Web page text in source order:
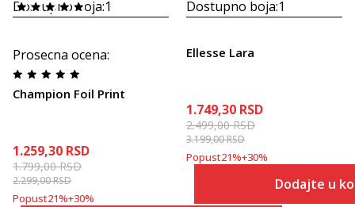
Dostupno boja:1
Prosecna ocena:
Champion Foil Print
1.259,30 RSD
1.799,00RSD
2.299,00RSD
Popust21%+30%
Dostupno boja:1
Ellesse Lara
1.749,30 RSD
2.499,00RSD
3.199,00RSD
Popust21%+30%
Dodajte u